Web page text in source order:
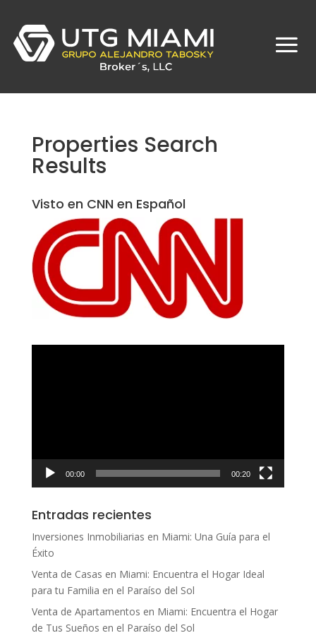
Properties Search
Results
Visto en CNN en Español
00:00 00:20
Entradas recientes
Inversiones Inmobiliarias en Miami: Una Guía para el
Éxito
Venta de Casas en Miami: Encuentra el Hogar Ideal
para tu Familia en el Paraíso del Sol
Venta de Apartamentos en Miami: Encuentra el Hogar
de Tus Sueños en el Paraíso del Sol